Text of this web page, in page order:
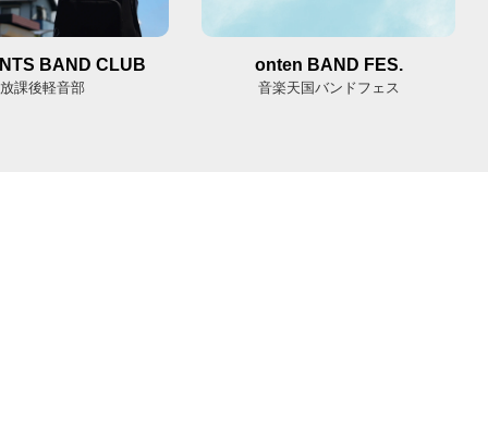
BAND CLUB
放課後軽音部
onten BAND FES.
音楽天国バンドフェス